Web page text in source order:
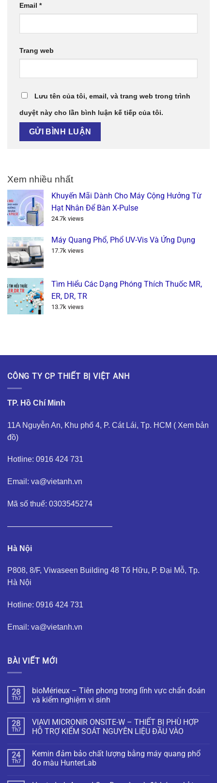
Email *
Trang web
Lưu tên của tôi, email, và trang web trong trình
duyệt này cho lần bình luận kế tiếp của tôi.
Xem nhiều nhất
Khuyến Mãi Dành Cho Máy Cộng Hưởng Từ
Hạt Nhân Để Bàn X-Pulse
24.7k views
Máy Quang Phổ, Phổ UV-Vis Và Ứng Dụng
17.7k views
Tìm Hiểu Các Dạng Phóng Thích Thuốc MR,
ER, DR, TR
13.7k views
CÔNG TY CP THIẾT BỊ VIỆT ANH
TP. Hồ Chí Minh
11A Nguyễn An, Khu phố 4, P. Cát Lái, Tp. HCM ( Xem bản
đồ)
Hotline: 0916 424 731
Email: va@vietanh.vn
Mã số thuế: 0303545274
—————————————–
Hà Nội
P808, 8/F, Viwaseen Building 48 Tố Hữu, P. Đại Mỗ, Tp.
Hà Nội
Hotline: 0916 424 731
Email: va@vietanh.vn
BÀI VIẾT MỚI
28
Th7
bioMérieux – Tiên phong trong lĩnh vực chẩn đoán
và kiểm nghiệm vi sinh
28
Th7
VIAVI MICRONIR ONSITE-W – THIẾT BỊ PHÙ HỢP
HỖ TRỢ KIỂM SOÁT NGUYÊN LIỆU ĐẦU VÀO
24
Th7
Kemin đảm bảo chất lượng bằng máy quang phổ
đo màu HunterLab